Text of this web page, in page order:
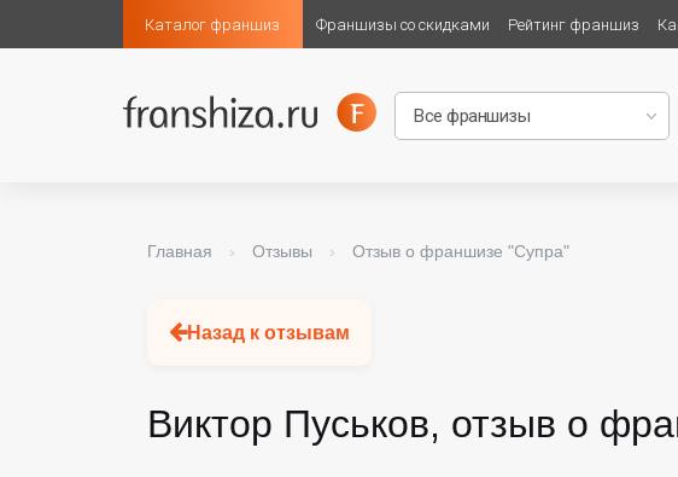
Каталог франшиз Франшизы со скидками Рейтинг франшиз
Главная › Отзывы › Отзыв о франшизе "Супра"
Назад к отзывам
Виктор Пуськов, отзыв о